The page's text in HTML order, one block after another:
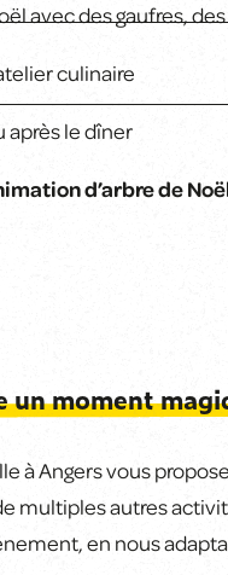
avec des gaufres,
culinaire
après le dîner
d’arbre de
un moment
à Angers vous
multiples autres
en nous